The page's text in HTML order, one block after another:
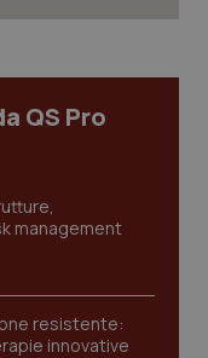
QS Pro
management
resistente:
innovative